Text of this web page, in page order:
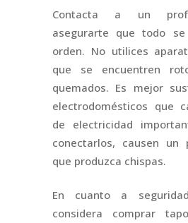
Contacta a un
asegurarte que todo
orden. No utilices
que se encuentren
quemados. Es mejor
electrodomésticos que
de electricidad
conectarlos, causen un
que produzca chispas.
En cuanto a
considera comprar